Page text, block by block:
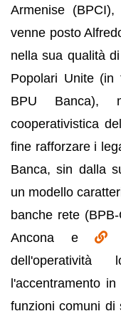
Armenise
venne posto
nella sua qualità
Popolari Unite (in
BPU Banca),
cooperativistica
fine rafforzare i
Banca, sin dalla
un modello
banche rete
Ancona e
l'accentramento
funzioni comuni di